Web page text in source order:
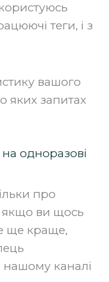
теги, і з
вашого
яких запитах
одноразові
про
якщо ви щось
ще краще,
нашому каналі